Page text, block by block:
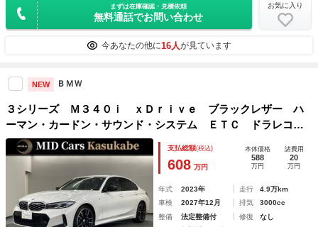
まずは在庫確認・見積依頼
無料通話でお問い合わせ
お気に入り
今あなたの他に16人が見ています
NEW ＢＭＷ
３シリーズ Ｍ３４０ｉ ｘＤｒｉｖｅ ブラックレザー ハ
ーマン・カードン・サウンド・システム ＥＴＣ ドラレコ
ＭＴモード ディスプレイオーディオ 全周囲カメラ シート
ヒーター パワーシート Ｗエアコン１９インチＡＷ ＬＥＤ
ヘッドライト
支払総額(税込)
608 万円
本体価格
588
万円
諸費用
20
万円
年式 2023年 走行
4.9万km
車検
2027年12月 排気
3000cc
整備
法定整備付 修復
なし